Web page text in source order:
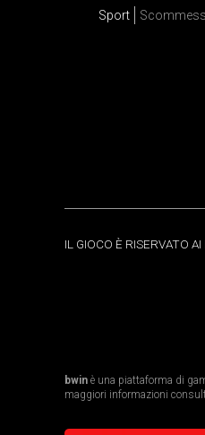
Sport
IL GIOCO È RISERVATO
bwin è una piattaforma di
maggiori informazioni